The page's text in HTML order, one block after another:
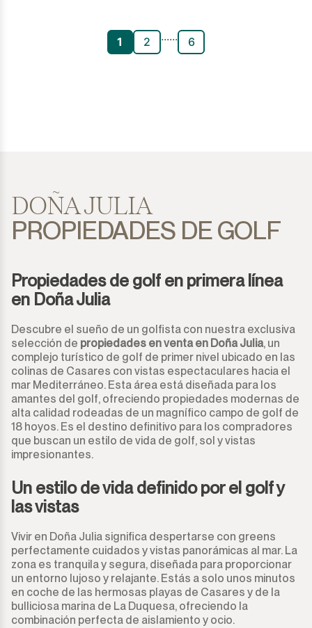
1 2 ...... 6
DOÑA JULIA
PROPIEDADES DE GOLF
Propiedades de golf en primera línea
en Doña Julia
Descubre el sueño de un golfista con nuestra exclusiva
selección de propiedades en venta en Doña Julia, un
complejo turístico de golf de primer nivel ubicado en las
colinas de Casares con vistas espectaculares hacia el
mar Mediterráneo. Esta área está diseñada para los
amantes del golf, ofreciendo propiedades modernas de
alta calidad rodeadas de un magnífico campo de golf de
18 hoyos. Es el destino definitivo para los compradores
que buscan un estilo de vida de golf, sol y vistas
impresionantes.
Un estilo de vida definido por el golf y
las vistas
Vivir en Doña Julia significa despertarse con greens
perfectamente cuidados y vistas panorámicas al mar. La
zona es tranquila y segura, diseñada para proporcionar
un entorno lujoso y relajante. Estás a solo unos minutos
en coche de las hermosas playas de Casares y de la
bulliciosa marina de La Duquesa, ofreciendo la
combinación perfecta de aislamiento y ocio.